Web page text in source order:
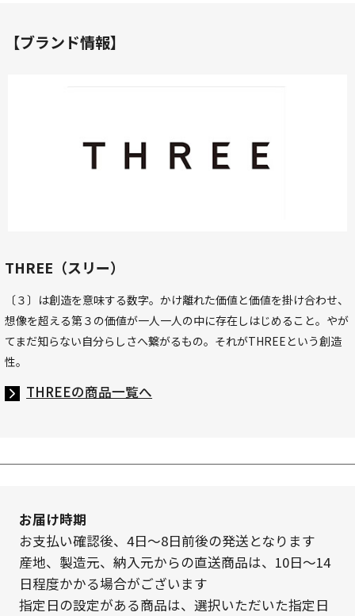
【ブランド情報】
THREE（スリー）
〔３〕は創造を意味する数字。かけ離れた価値と価値を掛け合わせ、
想像を超える第３の価値が一人一人の中に存在しはじめること。やが
てまだ知らない自分らしさへ繋がるもの。それがTHREEという創造
性。
THREEの商品一覧へ
お届け時期
お支払い確認後、4日～8日前後の発送となります
産地、製造元、納入元からの直送商品は、10日～14
日程度かかる場合がございます
指定日の設定がある商品は、選択いただいた指定日